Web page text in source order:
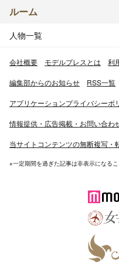
ルーム
人物一覧
会社概要 モデルプレスとは 利
編集部からのお知らせ RSS一覧
アプリケーションプライバシーポ
情報提供・広告掲載・お問い合わ
当サイトコンテンツの無断複写・
※一定期間を過ぎた記事は非表示になる